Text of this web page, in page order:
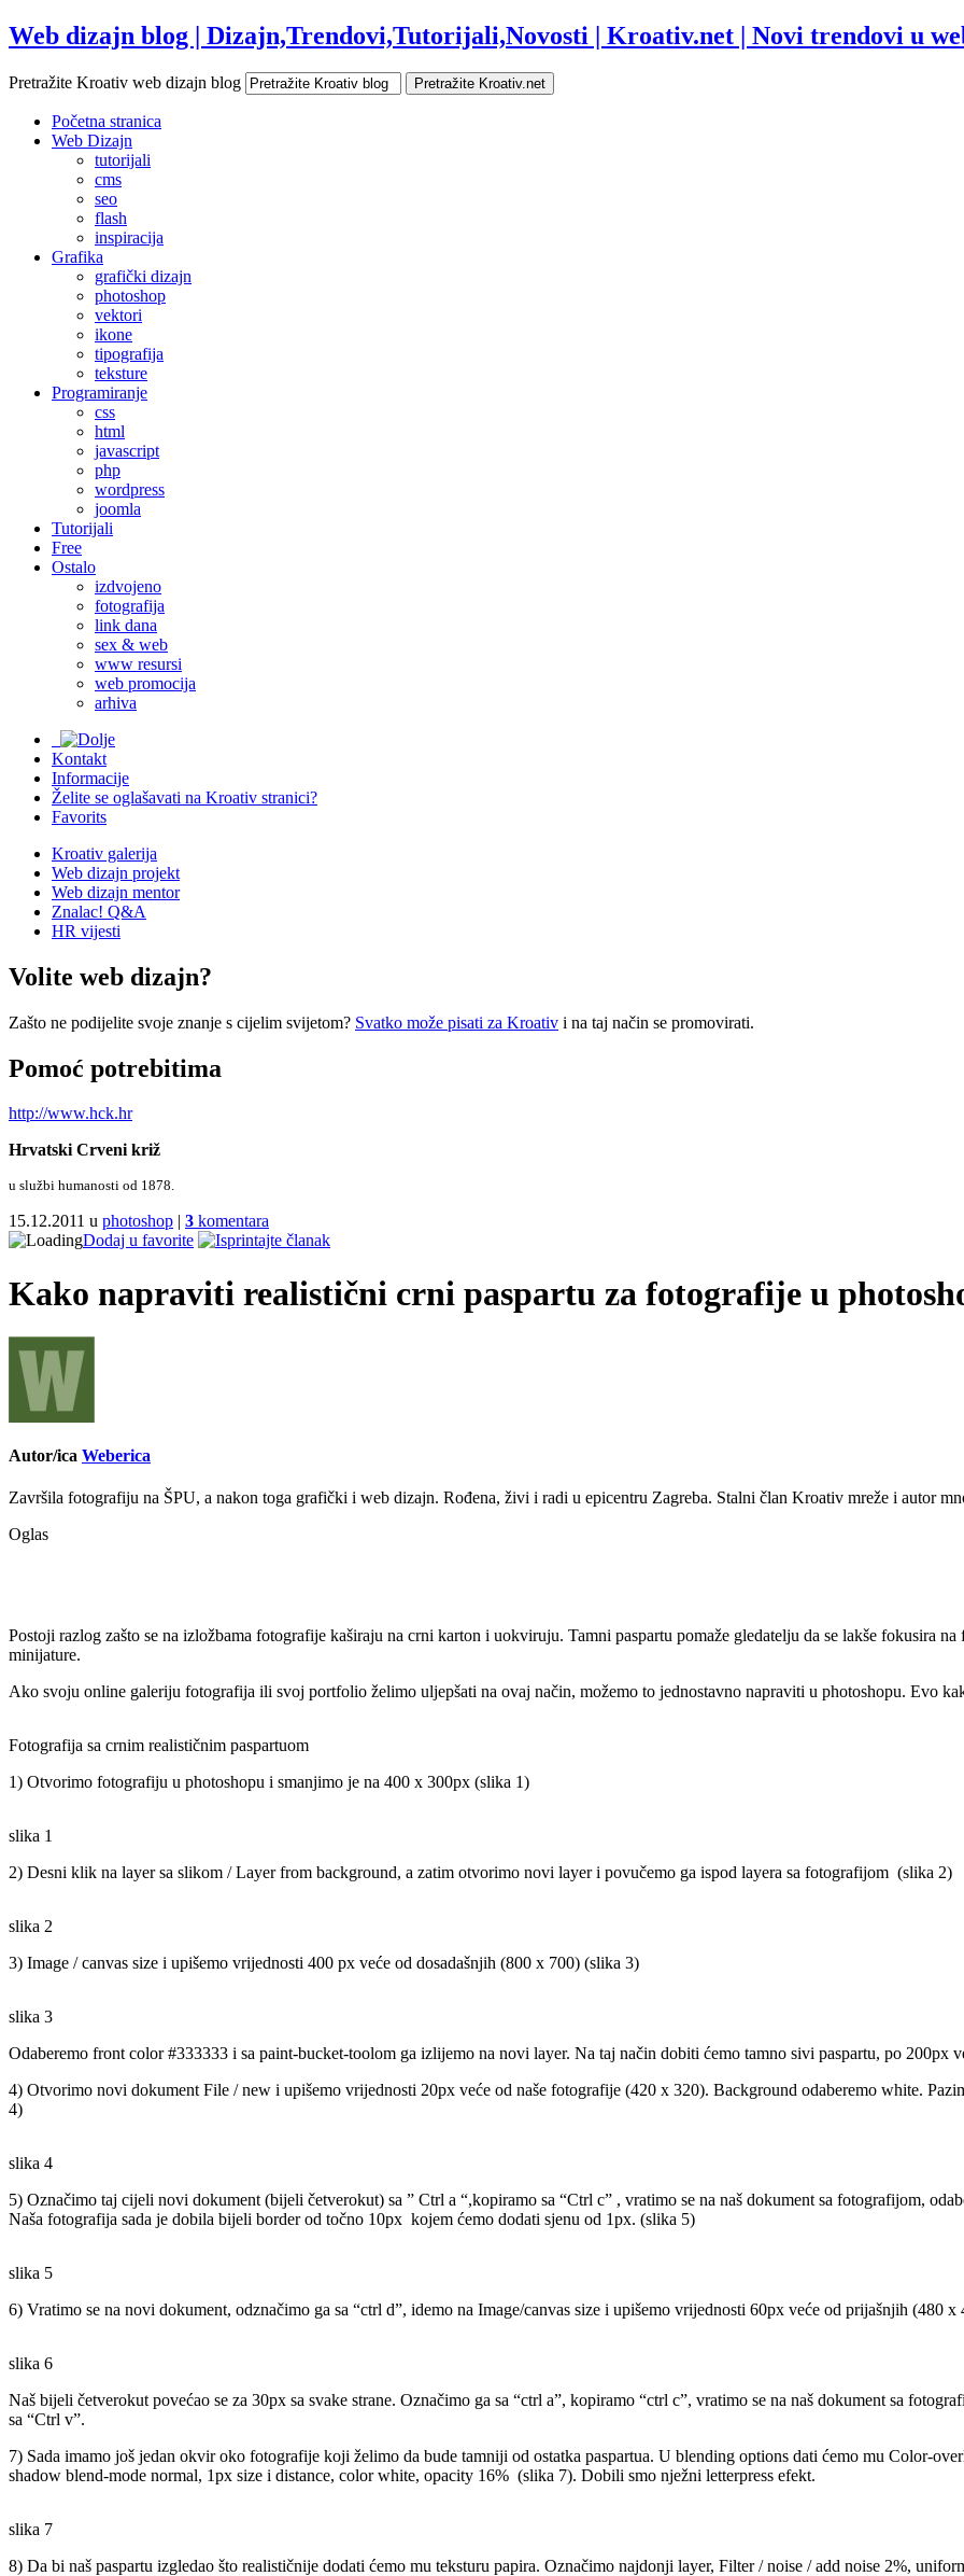
Web dizajn blog | Dizajn,Trendovi,Tutorijali,Novosti | Kroativ.net | Novi trendovi u
Pretražite Kroativ web dizajn blog
Početna stranica
Web Dizajn
tutorijali
cms
seo
flash
inspiracija
Grafika
grafički dizajn
photoshop
vektori
ikone
tipografija
teksture
Programiranje
css
html
javascript
php
wordpress
joomla
Tutorijali
Free
Ostalo
izdvojeno
fotografija
link dana
sex & web
www resursi
web promocija
arhiva
Kontakt
Informacije
Želite se oglašavati na Kroativ stranici?
Favorits
Kroativ galerija
Web dizajn projekt
Web dizajn mentor
Znalac! Q&A
HR vijesti
Volite web dizajn?
Zašto ne podijelite svoje znanje s cijelim svijetom? Svatko može pisati za Kroativ i na taj način se promovirati.
Pomoć potrebitima
http://www.hck.hr
Hrvatski Crveni križ
u službi humanosti od 1878.
15.12.2011 u photoshop | 3 komentara
Dodaj u favorite
Kako napraviti realistični crni paspartu za fotografije u
Autor/ica Weberica
Završila fotografiju na ŠPU, a nakon toga grafički i web dizajn. Rođena, živi i radi u epicentru Zagreba. Stalni član Kroativ mreže i autor
Oglas
Postoji razlog zašto se na izložbama fotografije kaširaju na crni karton i uokviruju. Tamni paspartu pomaže gledatelju da se lakše fokusira
minijature.
Ako svoju online galeriju fotografija ili svoj portfolio želimo uljepšati na ovaj način, možemo to jednostavno napraviti u photoshopu. Evo
Fotografija sa crnim realističnim paspartuom
1) Otvorimo fotografiju u photoshopu i smanjimo je na 400 x 300px (slika 1)
slika 1
2) Desni klik na layer sa slikom / Layer from background, a zatim otvorimo novi layer i povučemo ga ispod layera sa fotografijom (slika 2)
slika 2
3) Image / canvas size i upišemo vrijednosti 400 px veće od dosadašnjih (800 x 700) (slika 3)
slika 3
Odaberemo front color #333333 i sa paint-bucket-toolom ga izlijemo na novi layer. Na taj način dobiti ćemo tamno sivi paspartu, po 200px
4) Otvorimo novi dokument File / new i upišemo vrijednosti 20px veće od naše fotografije (420 x 320). Background odaberemo white.
4)
slika 4
5) Označimo taj cijeli novi dokument (bijeli četverokut) sa ” Ctrl a “,kopiramo sa “Ctrl c” , vratimo se na naš dokument sa fotografijom,
Naša fotografija sada je dobila bijeli border od točno 10px kojem ćemo dodati sjenu od 1px. (slika 5)
slika 5
6) Vratimo se na novi dokument, odznačimo ga sa “ctrl d”, idemo na Image/canvas size i upišemo vrijednosti 60px veće od prijašnjih (480
slika 6
Naš bijeli četverokut povećao se za 30px sa svake strane. Označimo ga sa “ctrl a”, kopiramo “ctrl c”, vratimo se na naš dokument sa
sa “Ctrl v”.
7) Sada imamo još jedan okvir oko fotografije koji želimo da bude tamniji od ostatka paspartua. U blending options dati ćemo mu Color-
shadow blend-mode normal, 1px size i distance, color white, opacity 16% (slika 7). Dobili smo nježni letterpress efekt.
slika 7
8) Da bi naš paspartu izgledao što realističnije dodati ćemo mu teksturu papira. Označimo najdonji layer, Filter / noise / add noise 2%,